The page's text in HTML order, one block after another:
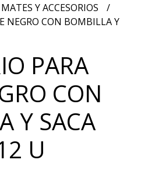
MATES Y ACCESORIOS
NEGRO CON BOMBILLA Y
PARA
CON
Y SACA
U